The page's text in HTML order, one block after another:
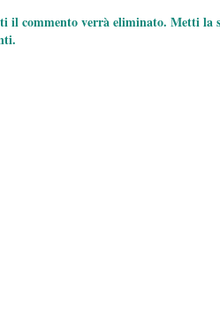
il commento verrà eliminato. Metti la